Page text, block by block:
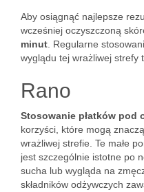
Aby osiągnąć najlepsze
wcześniej oczyszczoną
minut . Regularne
wyglądu tej wrażliwej strefy
Rano
Stosowanie płatków pod
korzyści, które mogą
wrażliwej strefie. Te małe
jest szczególnie istotne po
sucha lub wygląda na
składników odżywczych